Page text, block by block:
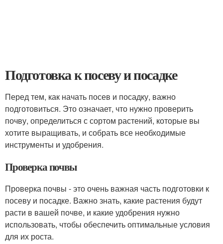
Подготовка к посеву и посадке
Перед тем, как начать посев и посадку, важно
подготовиться. Это означает, что нужно проверить
почву, определиться с сортом растений, которые вы
хотите выращивать, и собрать все необходимые
инструменты и удобрения.
Проверка почвы
Проверка почвы - это очень важная часть подготовки к
посеву и посадке. Важно знать, какие растения будут
расти в вашей почве, и какие удобрения нужно
использовать, чтобы обеспечить оптимальные условия
для их роста.